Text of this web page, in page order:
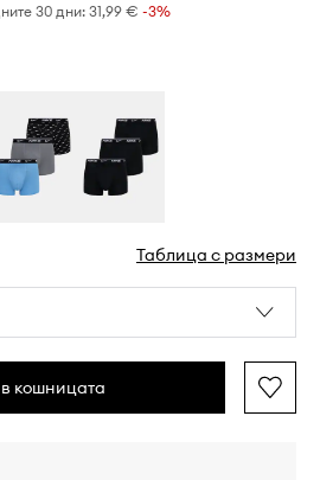
30 дни: 31,99 € -3%
Таблица с размери
кошницата